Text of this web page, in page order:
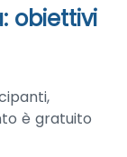
obiettivi
è gratuito